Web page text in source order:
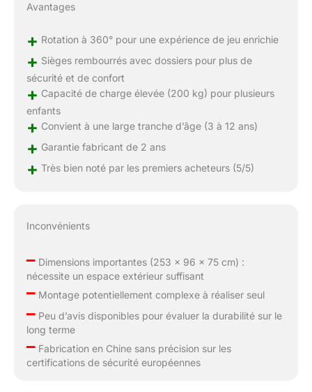
Avantages
+ Rotation à 360° pour une expérience de jeu enrichie
+ Sièges rembourrés avec dossiers pour plus de
sécurité et de confort
+ Capacité de charge élevée (200 kg) pour plusieurs
enfants
+ Convient à une large tranche d’âge (3 à 12 ans)
+ Garantie fabricant de 2 ans
+ Très bien noté par les premiers acheteurs (5/5)
Inconvénients
–Dimensions importantes (253 x 96 x 75 cm) :
nécessite un espace extérieur suffisant
–Montage potentiellement complexe à réaliser seul
–Peu d’avis disponibles pour évaluer la durabilité sur le
long terme
–Fabrication en Chine sans précision sur les
certifications de sécurité européennes